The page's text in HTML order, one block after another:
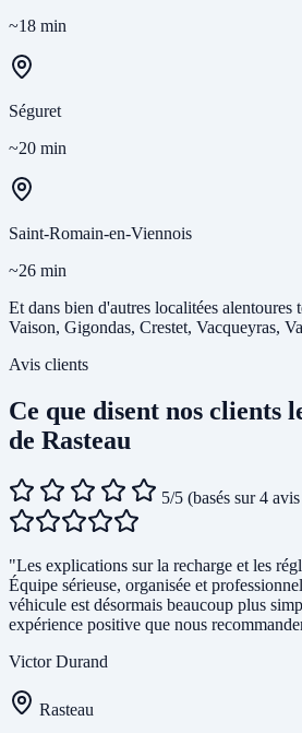
~18 min
Séguret
~20 min
Saint-Romain-en-Viennois
~26 min
Et dans bien d'autres localitées
Vaison, Gigondas, Crestet, Vacqueyras,
Avis clients
Ce que disent nos clients
de Rasteau
5/5 (basés sur 4
"Les explications sur la recharge et les
Équipe sérieuse, organisée et
véhicule est désormais beaucoup plus
expérience positive que nous
Victor Durand
Rasteau